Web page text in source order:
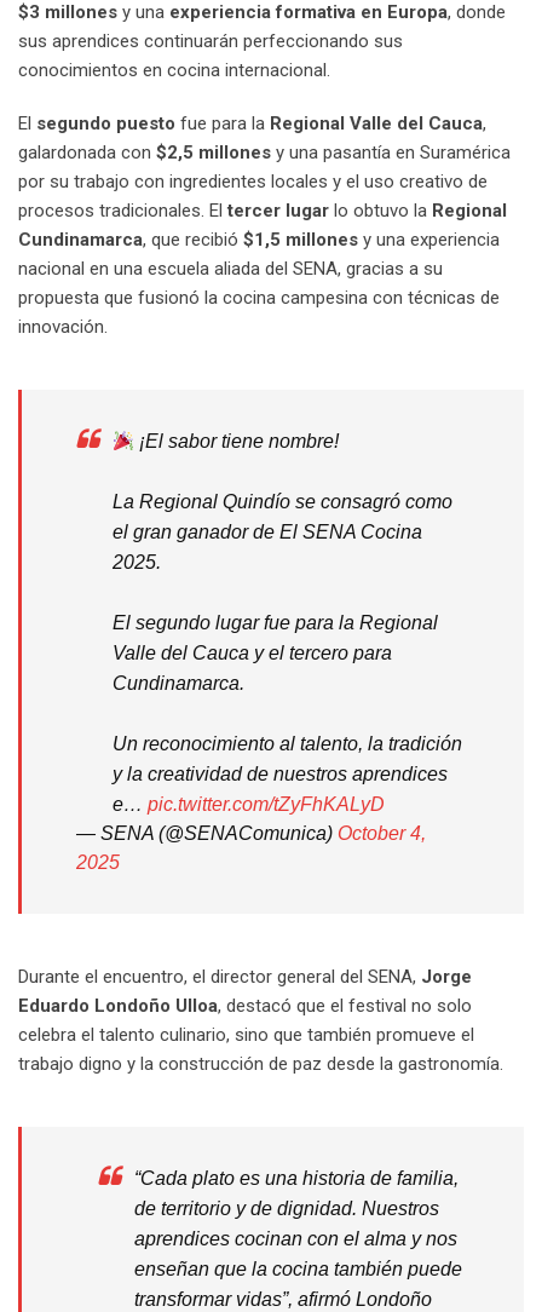
$3 millones y una experiencia formativa en Europa, donde
sus aprendices continuarán perfeccionando sus
conocimientos en cocina internacional.
El segundo puesto fue para la Regional Valle del Cauca,
galardonada con $2,5 millones y una pasantía en Suramérica
por su trabajo con ingredientes locales y el uso creativo de
procesos tradicionales. Eltercer lugar lo obtuvo la Regional
Cundinamarca, que recibió $1,5 millones y una experiencia
nacional en una escuela aliada del SENA, gracias a su
propuesta que fusionó la cocina campesina con técnicas de
innovación.
¡El sabor tiene nombre!
La Regional Quindío se consagró como
el gran ganador de El SENA Cocina
2025.
El segundo lugar fue para la Regional
Valle del Cauca y el tercero para
Cundinamarca.
Un reconocimiento al talento, la tradición
y la creatividad de nuestros aprendices
e… pic.twitter.com/tZyFhKALyD
— SENA (@SENAComunica) October 4,
2025
Durante el encuentro, el director general del SENA, Jorge
Eduardo Londoño Ulloa, destacó que el festival no solo
celebra el talento culinario, sino que también promueve el
trabajo digno y la construcción de paz desde la gastronomía.
“Cada plato es una historia de familia,
de territorio y de dignidad. Nuestros
aprendices cocinan con el alma y nos
enseñan que la cocina también puede
transformar vidas”, afirmó Londoño